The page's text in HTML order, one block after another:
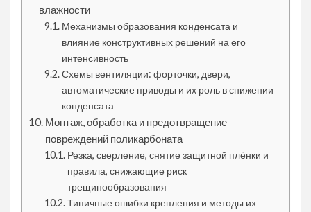
влажности
Механизмы образования конденсата и
влияние конструктивных решений на его
интенсивность
Схемы вентиляции: форточки, двери,
автоматические приводы и их роль в снижении
конденсата
Монтаж, обработка и предотвращение
повреждений поликарбоната
Резка, сверление, снятие защитной плёнки и
правила, снижающие риск
трещинообразования
Типичные ошибки крепления и методы их